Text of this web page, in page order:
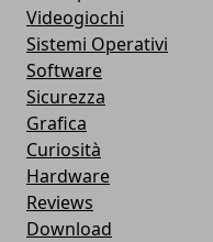
Videogiochi
Sistemi Operativi
Software
Sicurezza
Grafica
Curiosità
Hardware
Reviews
Download